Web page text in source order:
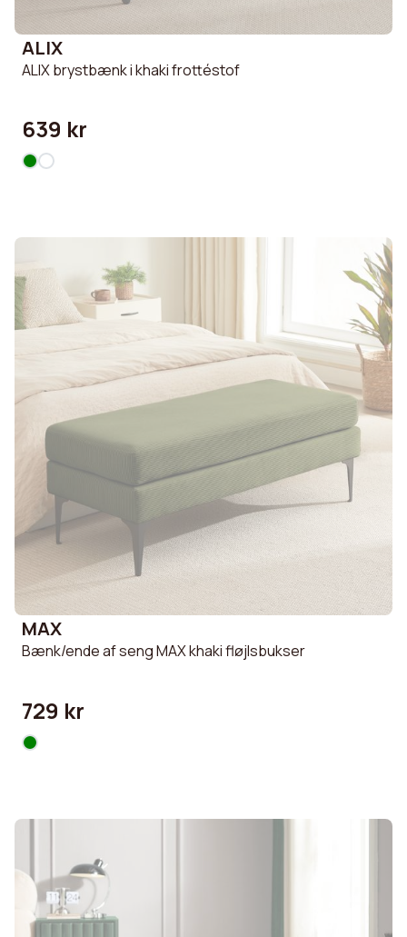
ALIX
ALIX brystbænk i khaki frottéstof
639 kr
MAX
Bænk/ende af seng MAX khaki fløjlsbukser
729 kr